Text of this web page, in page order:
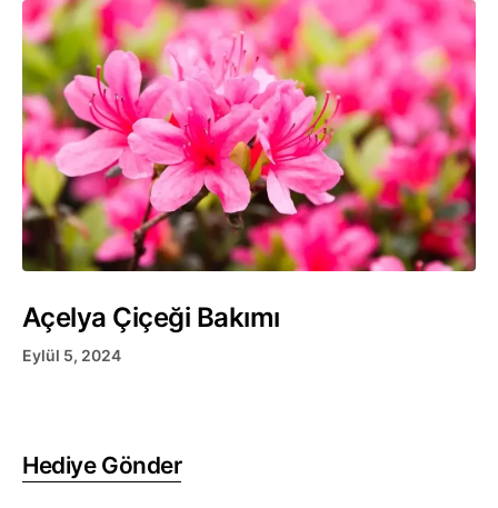
Açelya Çiçeği Bakımı
Eylül 5, 2024
Hediye Gönder